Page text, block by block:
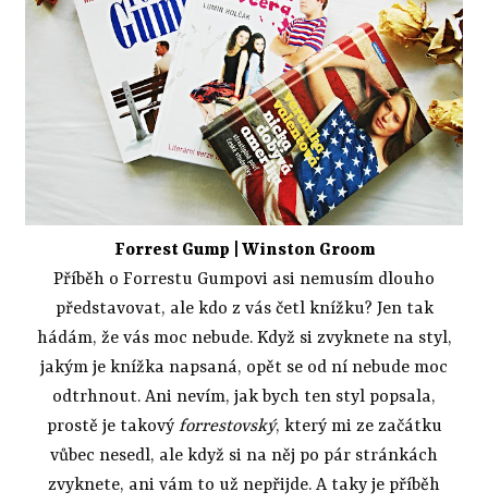
Forrest Gump
| Winston Groom
Příběh o Forrestu Gumpovi asi nemusím dlouho
představovat, ale kdo z vás četl knížku? Jen tak
hádám, že vás moc nebude. Když si zvyknete na styl,
jakým je knížka napsaná, opět se od ní nebude moc
odtrhnout. Ani nevím, jak bych ten styl popsala,
prostě je takový forrestovský, který mi ze začátku
vůbec nesedl, ale když si na něj po pár stránkách
zvyknete, ani vám to už nepřijde. A taky je příběh